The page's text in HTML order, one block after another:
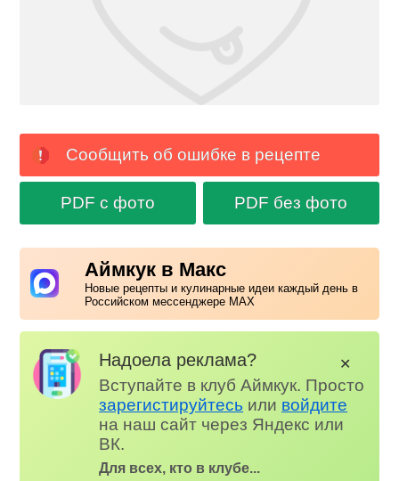
Сообщить об ошибке в рецепте
PDF с фото PDF без фото
Аймкук в Макс
Новые рецепты и кулинарные идеи каждый день в
Российском мессенджере MAX
Надоела реклама?
Вступайте в клуб Аймкук. Просто
зарегистируйтесь или войдите
на наш сайт через Яндекс или
ВК.
Для всех, кто в клубе...
✕